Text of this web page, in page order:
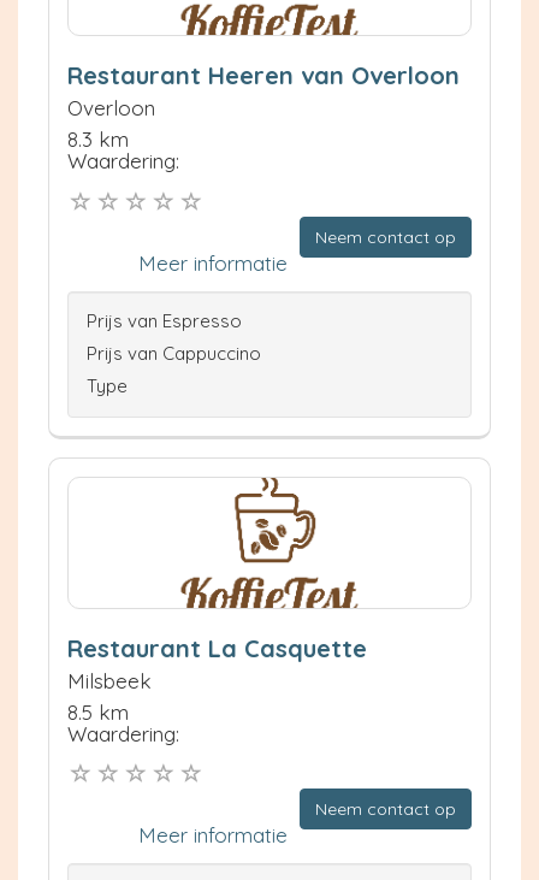
Restaurant Heeren van Overloon
Overloon
8.3 km
Waardering:
Neem contact op
Meer informatie
Prijs van Espresso
Prijs van Cappuccino
Type
Restaurant La Casquette
Milsbeek
8.5 km
Waardering:
Neem contact op
Meer informatie